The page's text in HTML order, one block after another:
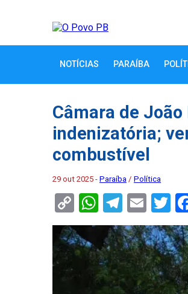
NOTÍCIAS PARAÍBA
Câmara de
indenizatória;
combustível
29 out 2025 - Paraíba / Política
Copy
Link
WhatsApp